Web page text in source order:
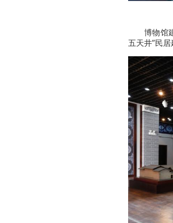
博物馆
五天井”民